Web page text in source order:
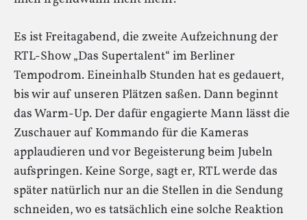
Es ist Freitagabend, die zweite Aufzeichnung der
RTL-Show „Das Supertalent“ im Berliner
Tempodrom. Eineinhalb Stunden hat es gedauert,
bis wir auf unseren Plätzen saßen. Dann beginnt
das Warm-Up. Der dafür engagierte Mann lässt die
Zuschauer auf Kommando für die Kameras
applaudieren und vor Begeisterung beim Jubeln
aufspringen. Keine Sorge, sagt er, RTL werde das
später natürlich nur an die Stellen in die Sendung
schneiden, wo es tatsächlich eine solche Reaktion